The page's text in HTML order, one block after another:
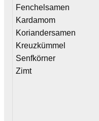
Fenchelsamen
Kardamom
Koriandersamen
Kreuzkümmel
Senfkörner
Zimt